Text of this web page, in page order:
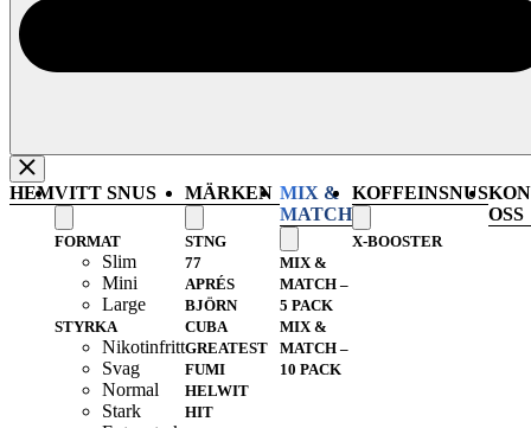
HEMVITT SNUS
FORMAT
Slim
Mini
Large
STYRKA
Nikotinfritt
Svag
Normal
Stark
MÄRKEN
STNG
77
APRÉS
BJÖRN
CUBA
GREATEST
FUMI
HELWIT
HIT
MIX &
MATCH
MIX &
MATCH –
5 PACK
MIX &
MATCH –
10 PACK
KOFFEINSNUS
X-BOOSTER
OSS